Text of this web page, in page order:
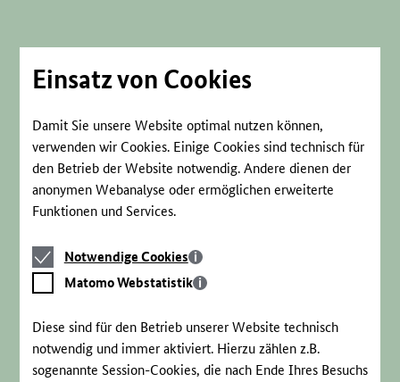
Einsatz von Cookies
Damit Sie unsere Website optimal nutzen können,
verwenden wir Cookies. Einige Cookies sind technisch für
den Betrieb der Website notwendig. Andere dienen der
anonymen Webanalyse oder ermöglichen erweiterte
Funktionen und Services.
Notwendige
Cookies
Notwendige Cookies
Matomo
Webstatistik
Matomo Webstatistik
Diese sind für den Betrieb unserer Website technisch
notwendig und immer aktiviert. Hierzu zählen z.B.
sogenannte Session-Cookies, die nach Ende Ihres Besuchs